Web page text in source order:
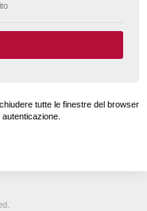
tutte le finestre del browser